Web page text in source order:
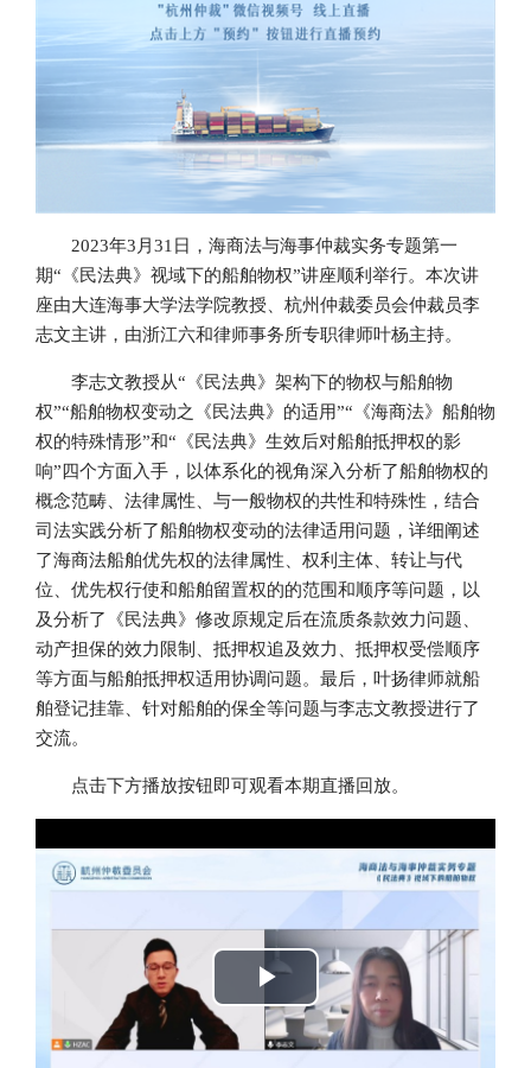
2023年3月31日，海商法与海事仲裁实务专题第一
期“《民法典》视域下的船舶物权”讲座顺利举行。本次讲
座由大连海事大学法学院教授、杭州仲裁委员会仲裁员李
志文主讲，由浙江六和律师事务所专职律师叶杨主持。
李志文教授从“《民法典》架构下的物权与船舶物
权”“船舶物权变动之《民法典》的适用”“《海商法》船舶物
权的特殊情形”和“《民法典》生效后对船舶抵押权的影
响”四个方面入手，以体系化的视角深入分析了船舶物权的
概念范畴、法律属性、与一般物权的共性和特殊性，结合
司法实践分析了船舶物权变动的法律适用问题，详细阐述
了海商法船舶优先权的法律属性、权利主体、转让与代
位、优先权行使和船舶留置权的的范围和顺序等问题，以
及分析了《民法典》修改原规定后在流质条款效力问题、
动产担保的效力限制、抵押权追及效力、抵押权受偿顺序
等方面与船舶抵押权适用协调问题。最后，叶扬律师就船
舶登记挂靠、针对船舶的保全等问题与李志文教授进行了
交流。
点击下方播放按钮即可观看本期直播回放。
Play
Video